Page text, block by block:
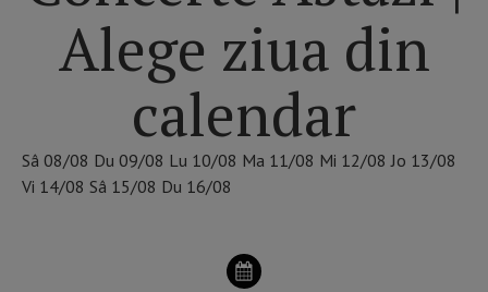
Alege ziua din
calendar
Sâ 08/08 Du 09/08 Lu 10/08 Ma 11/08 Mi 12/08 Jo 13/08
Vi 14/08 Sâ 15/08 Du 16/08